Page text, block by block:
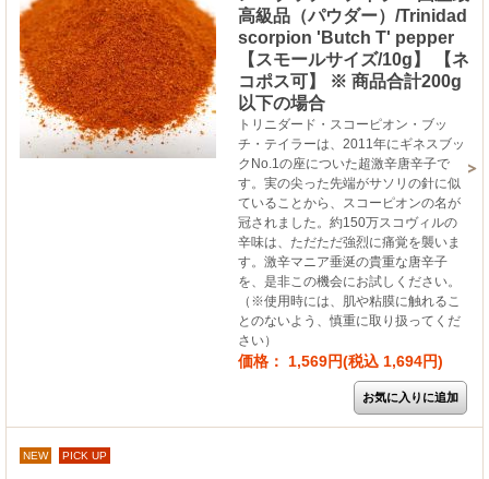
高級品（パウダー）/Trinidad
scorpion 'Butch T' pepper
【スモールサイズ/10g】 【ネ
コポス可】 ※ 商品合計200g
以下の場合
トリニダード・スコーピオン・ブッ
チ・テイラーは、2011年にギネスブッ
クNo.1の座についた超激辛唐辛子で
す。実の尖った先端がサソリの針に似
ていることから、スコーピオンの名が
冠されました。約150万スコヴィルの
辛味は、ただただ強烈に痛覚を襲いま
す。激辛マニア垂涎の貴重な唐辛子
を、是非この機会にお試しください。
（※使用時には、肌や粘膜に触れるこ
とのないよう、慎重に取り扱ってくだ
さい）
価格： 1,569円(税込 1,694円)
NEW PICK UP